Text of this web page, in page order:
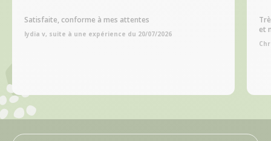
Satisfaite, conforme à mes attentes
lydia v, suite à une expérience du 20/07/2026
et